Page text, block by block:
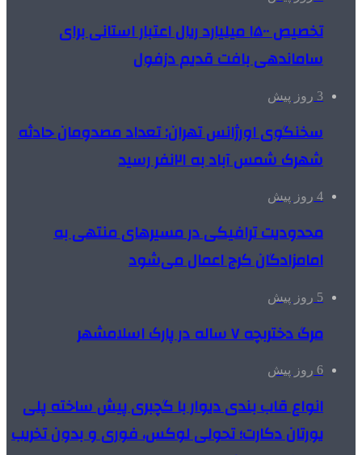
تخصیص ۱۵۰۰ میلیارد ریال اعتبار استانی برای
ساماندهی بافت قدیم دزفول
3 روز پیش
سخنگوی اورژانس تهران: تعداد مصدومان حادثه
شهرک شمس آباد به ۲۱نفر رسید
4 روز پیش
محدودیت ترافیکی در مسیرهای منتهی به
امامزادگان کرج اعمال می‌شود
5 روز پیش
مرگ دختربچه ۷ ساله در پارک اسلامشهر
6 روز پیش
انواع قاب بندی دیوار با گچبری پیش ساخته پلی
یورتان دکارت؛ تحولی لوکس، فوری و بدون تخریب